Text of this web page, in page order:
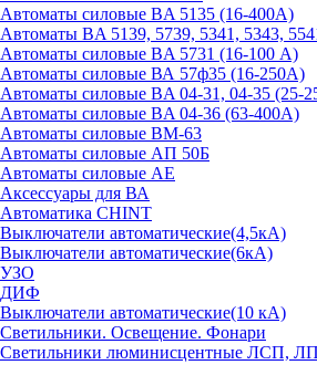
Автоматы силовые BA 5135 (16-400А)
Автоматы BA 5139, 5739, 5341, 5343,
Автоматы силовые BA 5731 (16-100 А)
Автоматы силовые ВА 57ф35 (16-250А)
Автоматы силовые BA 04-31, 04-35 (25-
Автоматы силовые BA 04-36 (63-400А)
Автоматы силовые ВМ-63
Автоматы силовые АП 50Б
Автоматы силовые АЕ
Аксессуары для ВА
Автоматика CHINT
Выключатели автоматические(4,5кА)
Выключатели автоматические(6кА)
УЗО
ДИФ
Выключатели автоматические(10 кА)
Светильники. Освещение. Фонари
Светильники люминисцентные ЛСП,